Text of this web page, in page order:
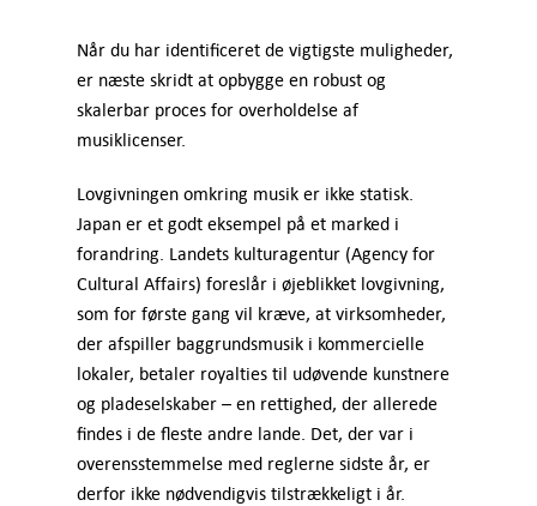
Når du har identificeret de vigtigste muligheder,
er næste skridt at opbygge en robust og
skalerbar proces for overholdelse af
musiklicenser.
Lovgivningen omkring musik er ikke statisk.
Japan er et godt eksempel på et marked i
forandring. Landets kulturagentur (Agency for
Cultural Affairs) foreslår i øjeblikket lovgivning,
som for første gang vil kræve, at virksomheder,
der afspiller baggrundsmusik i kommercielle
lokaler, betaler royalties til udøvende kunstnere
og pladeselskaber – en rettighed, der allerede
findes i de fleste andre lande. Det, der var i
overensstemmelse med reglerne sidste år, er
derfor ikke nødvendigvis tilstrækkeligt i år.